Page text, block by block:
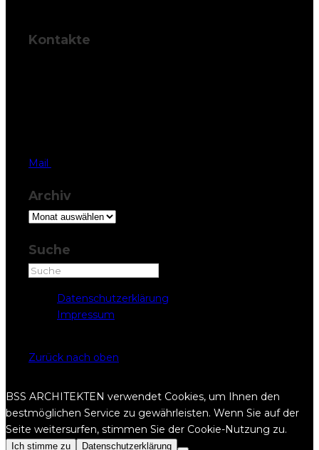
Kontakte
Mail
Archiv
Archiv
Suche
Datenschutzerklärung
Impressum
Zurück nach oben
BSS ARCHITEKTEN verwendet Cookies, um Ihnen den
bestmöglichen Service zu gewährleisten. Wenn Sie auf der
Seite weitersurfen, stimmen Sie der Cookie-Nutzung zu.
Ich stimme zu Datenschutzerklärung